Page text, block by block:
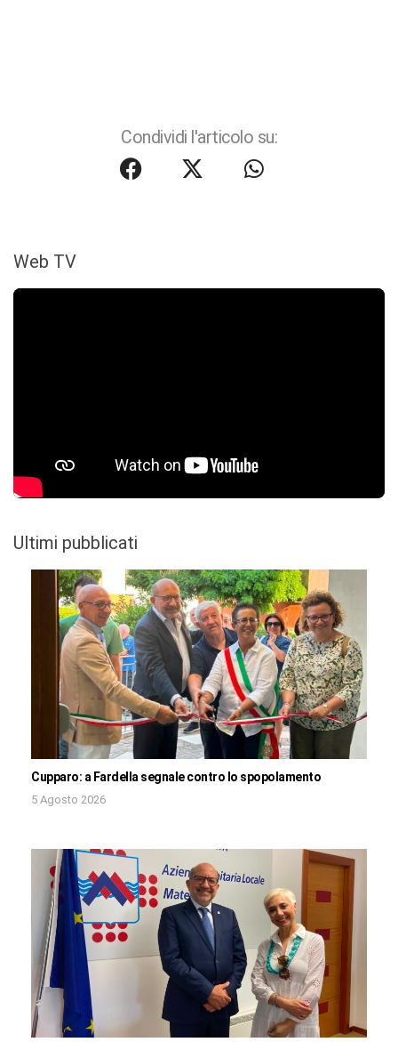
Condividi l'articolo su:
Web TV
Ultimi pubblicati
Cupparo: a Fardella segnale contro lo spopolamento
5 Agosto 2026